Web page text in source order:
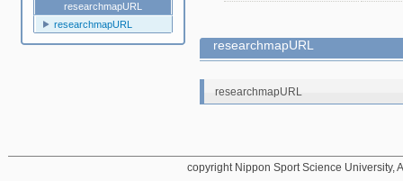
researchmapURL
researchmapURL
researchmapURL
researchmapURL